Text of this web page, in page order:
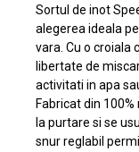
Sortul de inot
alegerea ideala
vara. Cu o croiala
libertate de
activitati in apa
Fabricat din
la purtare si se
snur reglabil